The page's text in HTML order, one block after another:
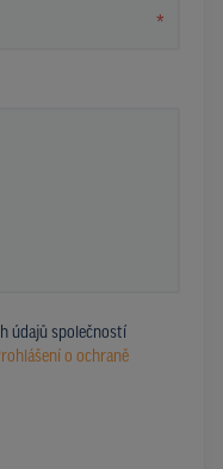
*
údajů společností
o ochraně